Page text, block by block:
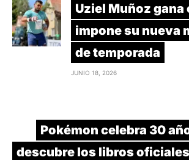
Uziel Muñoz gana
impone su nueva
de temporada
JUNIO 18, 2026
Pokémon celebra 30
descubre los libros